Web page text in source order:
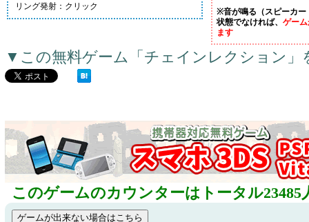
リング発射：クリック
※音が鳴る（スピーカー
状態でなければ、 ゲー
ます
▼この無料ゲーム「チェインレクション」
このゲームのカウンターはトータル23485